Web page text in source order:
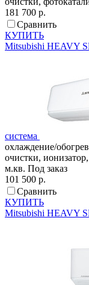
181 700 р.
Сравнить
КУПИТЬ
Mitsubishi HEAVY
система
охлаждение/
очистки,
м.кв. Под заказ
101 500 р.
Сравнить
КУПИТЬ
Mitsubishi HEAVY